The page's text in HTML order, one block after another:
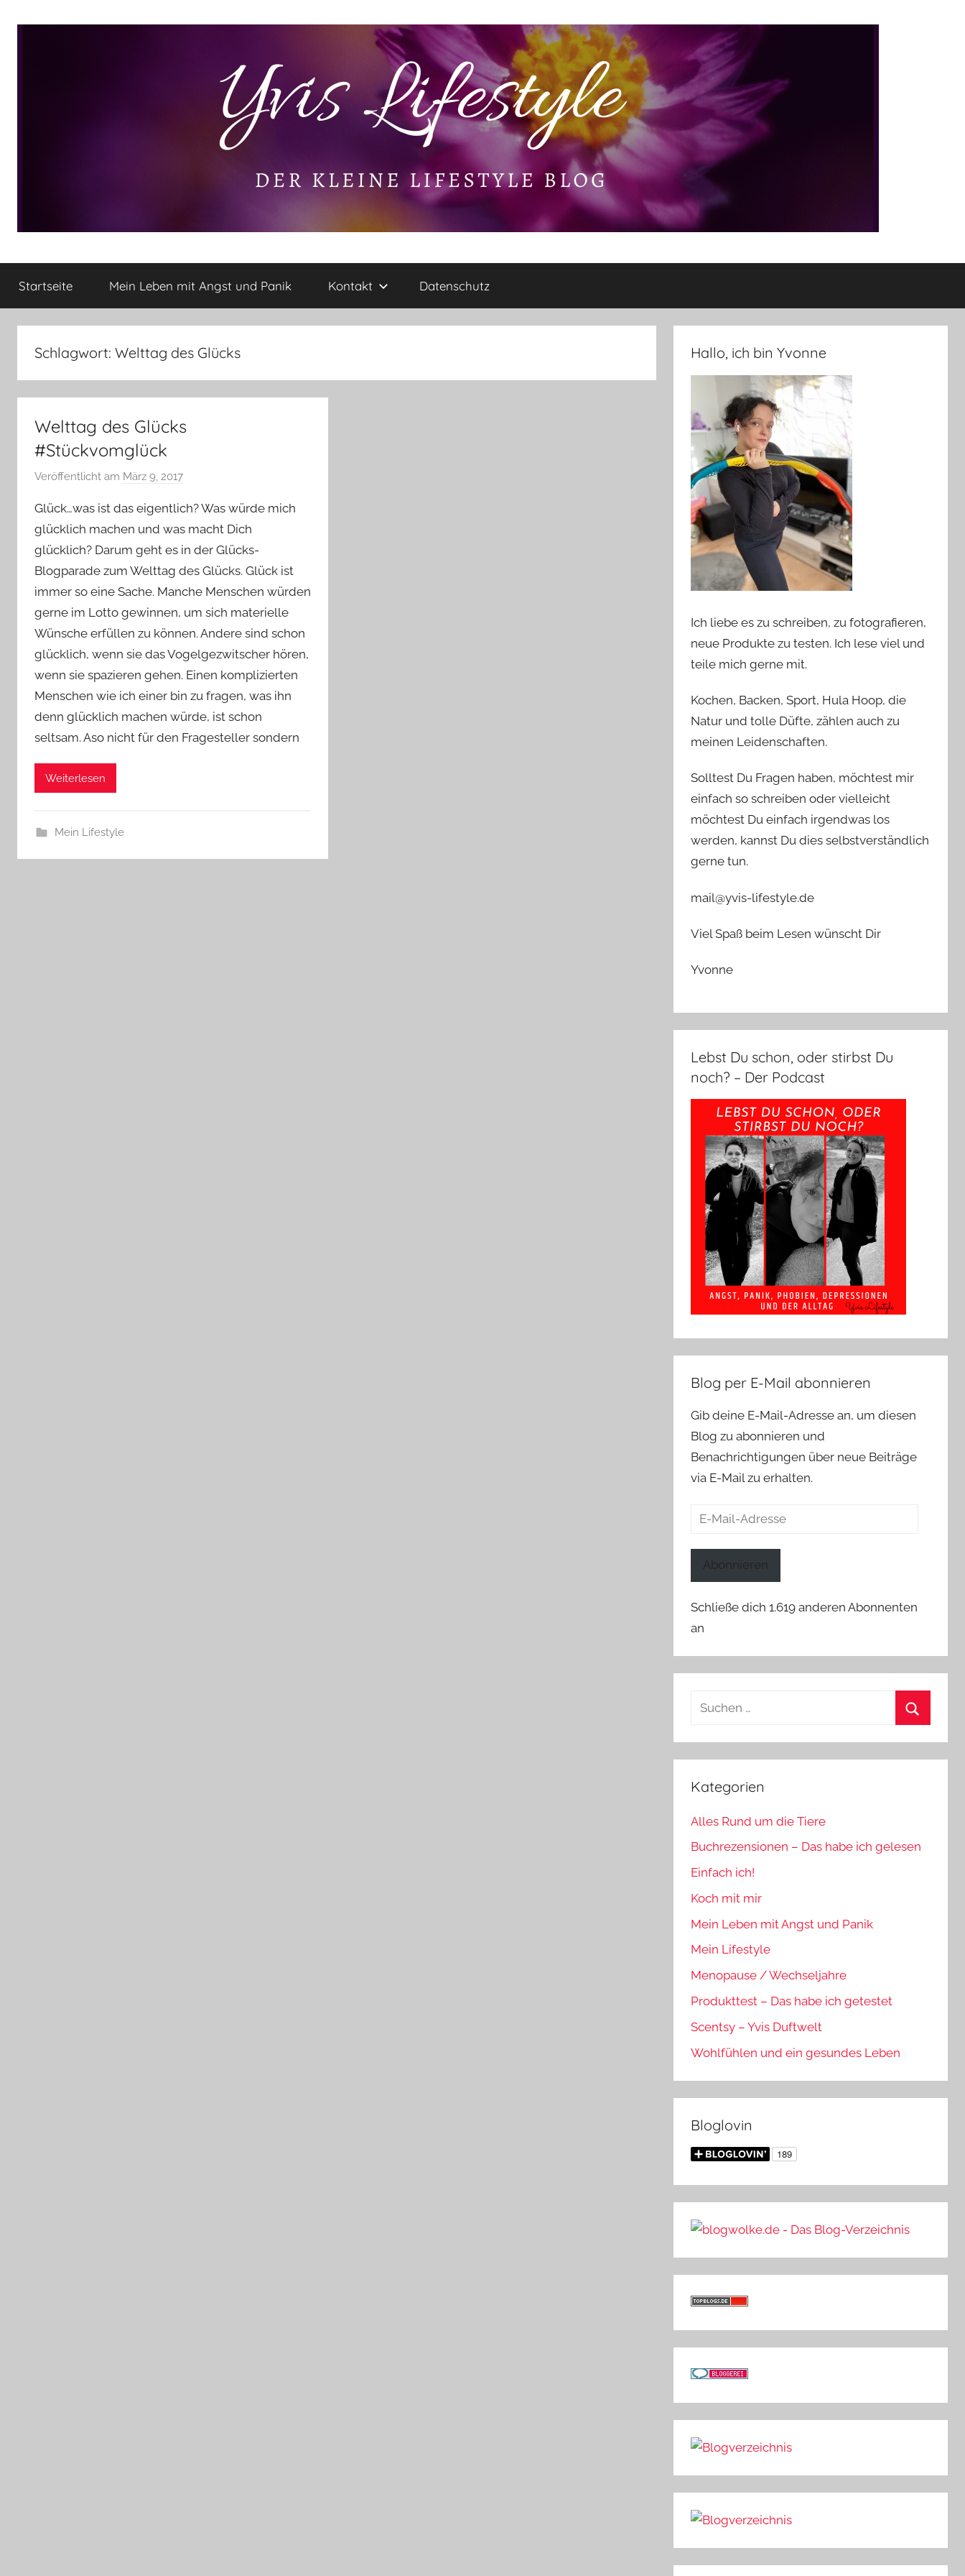
Yvis
Lifestyle
kleine
Lifestyle
Rezensionen,
Produkttests
und
mehr
Startseite Mein Leben mit Angst und Panik Kontakt Datenschutz
Schlagwort: Welttag des Glücks
Welttag des Glücks
#Stückvomglück
Veröffentlicht am März 9, 2017
n
Y
v
o
n
n
Glück…was ist das eigentlich? Was würde mich
glücklich machen und was macht Dich
glücklich? Darum geht es in der Glücks-
Blogparade zum Welttag des Glücks. Glück ist
immer so eine Sache. Manche Menschen würden
gerne im Lotto gewinnen, um sich materielle
Wünsche erfüllen zu können. Andere sind schon
glücklich, wenn sie das Vogelgezwitscher hören,
wenn sie spazieren gehen. Einen komplizierten
Menschen wie ich einer bin zu fragen, was ihn
denn glücklich machen würde, ist schon
seltsam. Aso nicht für den Fragesteller sondern
Weiterlesen
Mein Lifestyle
Hallo, ich bin Yvonne
Ich liebe es zu schreiben, zu fotografieren,
neue Produkte zu testen. Ich lese viel und
teile mich gerne mit.
Kochen, Backen, Sport, Hula Hoop, die
Natur und tolle Düfte, zählen auch zu
meinen Leidenschaften.
Solltest Du Fragen haben, möchtest mir
einfach so schreiben oder vielleicht
möchtest Du einfach irgendwas los
werden, kannst Du dies selbstverständlich
gerne tun.
mail@yvis-lifestyle.de
Viel Spaß beim Lesen wünscht Dir
Yvonne
Lebst Du schon, oder stirbst Du
noch? – Der Podcast
Blog per E-Mail abonnieren
Gib deine E-Mail-Adresse an, um diesen
Blog zu abonnieren und
Benachrichtigungen über neue Beiträge
via E-Mail zu erhalten.
E-
Abonnieren
Schließe dich 1.619 anderen Abonnenten
an
Suchen
Kategorien
Alles Rund um die Tiere
Buchrezensionen – Das habe ich gelesen
Einfach ich!
Koch mit mir
Mein Leben mit Angst und Panik
Mein Lifestyle
Menopause / Wechseljahre
Produkttest – Das habe ich getestet
Scentsy – Yvis Duftwelt
Wohlfühlen und ein gesundes Leben
Bloglovin